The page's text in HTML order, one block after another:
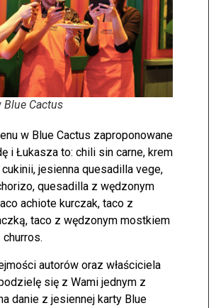
Blue Cactus
w Blue Cactus zaproponowane
i Łukasza to: chili sin carne, krem
jesienna quesadilla vege,
quesadilla z wędzonym
achiote kurczak, taco z
taco z wędzonym mostkiem
autorów oraz właściciela
się z Wami jednym z
danie z jesiennej karty Blue